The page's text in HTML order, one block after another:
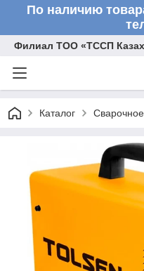
По наличию
Филиал ТОО «ТССП
Каталог